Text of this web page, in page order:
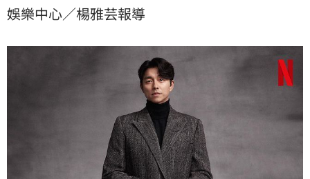
娛樂中心／楊雅芸報導